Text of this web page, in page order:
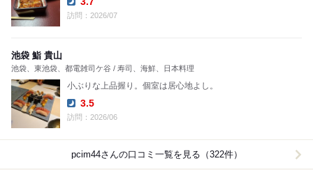
Dinner:
訪問：2026/07
池袋 鮨 貴山
池袋、東池袋、都電雑司ケ谷 / 寿司、海鮮、日本料理
小ぶりな上品握り。個室は居心地よし。
Dinner:
3.5
訪問：2026/06
pcim44さんの口コミ一覧を見る（322件）